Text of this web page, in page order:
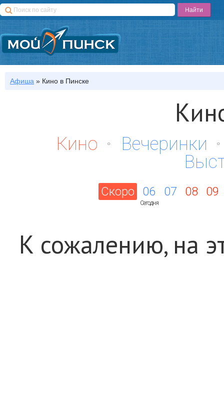
Афиша » Кино в Пинске
Кино
Вечеринки
Скоро 06
Сегодня
07 08 09
К сожалению, на